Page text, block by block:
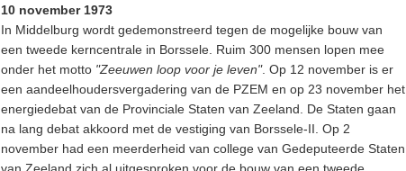
10 november 1973
In Middelburg wordt gedemonstreerd tegen de mogelijke bouw van
een tweede kerncentrale in Borssele. Ruim 300 mensen lopen mee
onder het motto "Zeeuwen loop voor je leven". Op 12 november is er
een aandeelhoudersvergadering van de PZEM en op 23 november het
energiedebat van de Provinciale Staten van Zeeland. De Staten gaan
na lang debat akkoord met de vestiging van Borssele-II. Op 2
november had een meerderheid van college van Gedeputeerde Staten
van Zeeland zich al uitgesproken voor de bouw van een tweede.